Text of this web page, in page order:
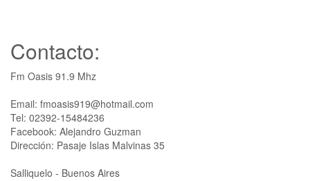
Contacto:
Fm Oasis 91.9 Mhz
Email: fmoasis919@hotmail.com
Tel: 02392-15484236
Facebook: Alejandro Guzman
Dirección: Pasaje Islas Malvinas 35
Salliquelo - Buenos Aires